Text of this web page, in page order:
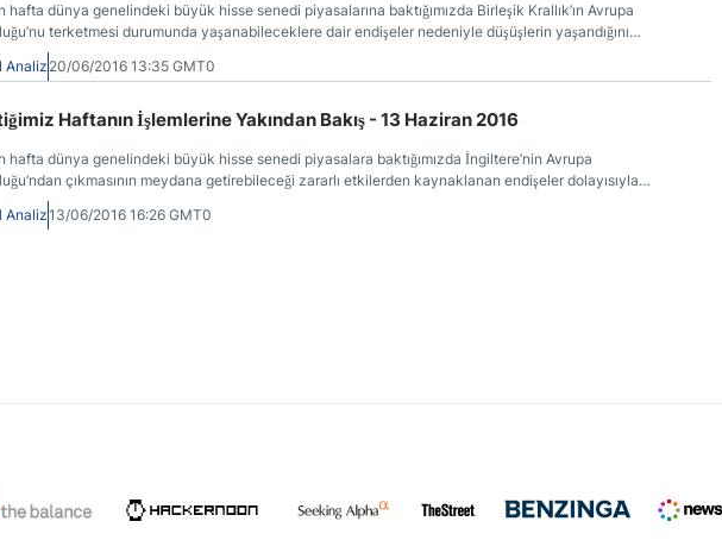
hafta dünya genelindeki büyük hisse senedi piyasalarına baktığımızda Birleşik Krallık’ın Avrupa
terketmesi durumunda yaşanabileceklere dair endişeler nedeniyle düşüşlerin yaşandığını
Analiz20/06/2016 13:35 GMT0
Haftanın İşlemlerine Yakından Bakış - 13 Haziran 2016
hafta dünya genelindeki büyük hisse senedi piyasalara baktığımızda İngiltere’nin Avrupa
çıkmasının meydana getirebileceği zararlı etkilerden kaynaklanan endişeler dolayısıyla
yaşandığını görmekteyiz.
Analiz13/06/2016 16:26 GMT0